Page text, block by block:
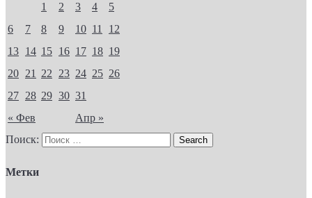
« Фев Апр »
1 2 3 4
5
6
7 8 9 10 11
12
13 14 15 16 17 18 19
20 21 22 23 24 25 26
27 28 29 30 31
Поиск:
Метки